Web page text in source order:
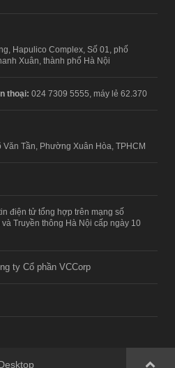
Hapulico Complex, Số 01, phố
Xuân, thành phố Hà Nội
thoại: 024 7309 5555, máy lẻ 62.370
Tần, Phường Xuân Hòa, TPHCM
điện tử tổng hợp trên mạng số
Truyền thông Hà Nội cấp ngày 10
ty Cổ phần VCCorp